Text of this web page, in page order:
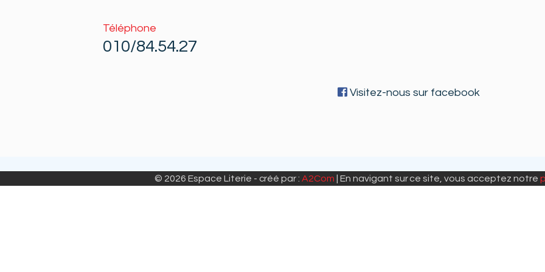
Téléphone
010/84.54.27
Visitez-nous sur facebook
© 2026 Espace Literie - créé par :A2Com | En navigant sur ce site, vous acceptez notre